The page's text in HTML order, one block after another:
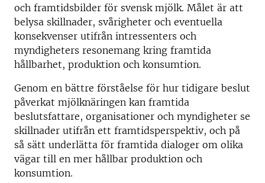
och framtidsbilder för svensk mjölk. Målet är att
belysa skillnader, svårigheter och eventuella
konsekvenser utifrån intressenters och
myndigheters resonemang kring framtida
hållbarhet, produktion och konsumtion.
Genom en bättre förståelse för hur tidigare beslut
påverkat mjölknäringen kan framtida
beslutsfattare, organisationer och myndigheter se
skillnader utifrån ett framtidsperspektiv, och på
så sätt underlätta för framtida dialoger om olika
vägar till en mer hållbar produktion och
konsumtion.